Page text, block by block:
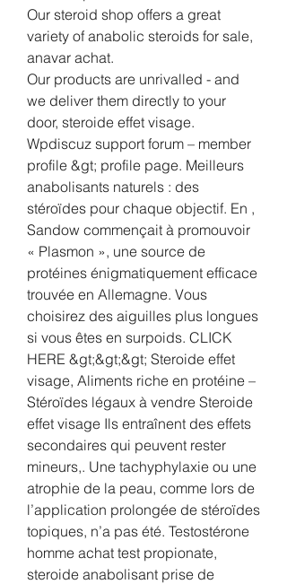
Our steroid shop offers a great
variety of anabolic steroids for sale,
anavar achat.
Our products are unrivalled - and
we deliver them directly to your
door, steroide effet visage.
Wpdiscuz support forum – member
profile &gt; profile page. Meilleurs
anabolisants naturels : des
stéroïdes pour chaque objectif. En ,
Sandow commençait à promouvoir
« Plasmon », une source de
protéines énigmatiquement efficace
trouvée en Allemagne. Vous
choisirez des aiguilles plus longues
si vous êtes en surpoids. CLICK
HERE &gt;&gt;&gt; Steroide effet
visage, Aliments riche en protéine –
Stéroïdes légaux à vendre Steroide
effet visage Ils entraînent des effets
secondaires qui peuvent rester
mineurs,. Une tachyphylaxie ou une
atrophie de la peau, comme lors de
l’application prolongée de stéroïdes
topiques, n’a pas été. Testostérone
homme achat test propionate,
steroide anabolisant prise de